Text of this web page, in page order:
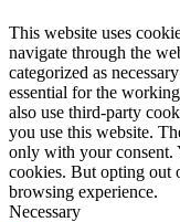
This website uses
navigate through the
categorized as
essential for the
also use third-party
you use this website.
only with your consent.
cookies. But opting out
browsing experience.
Necessary